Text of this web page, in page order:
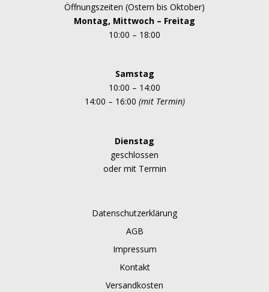
Öffnungszeiten (Ostern bis Oktober)
Montag, Mittwoch – Freitag
10:00 – 18:00
Samstag
10:00 – 14:00
14:00 – 16:00 (mit Termin)
Dienstag
geschlossen
oder mit Termin
Datenschutzerklärung
AGB
Impressum
Kontakt
Versandkosten